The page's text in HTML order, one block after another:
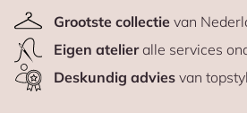
Grootste collectievan
Eigen atelieralle services
Deskundig adviesvan